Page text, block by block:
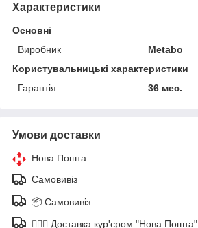
Характеристики
Основні
Виробник
Metabo
Користувальницькі характеристики
Гарантія
36 мес.
Умови доставки
Нова Пошта
Самовивіз
📦 Самовивіз
🚶🏼‍♂️ Доставка кур'єром "Нова Пошта"